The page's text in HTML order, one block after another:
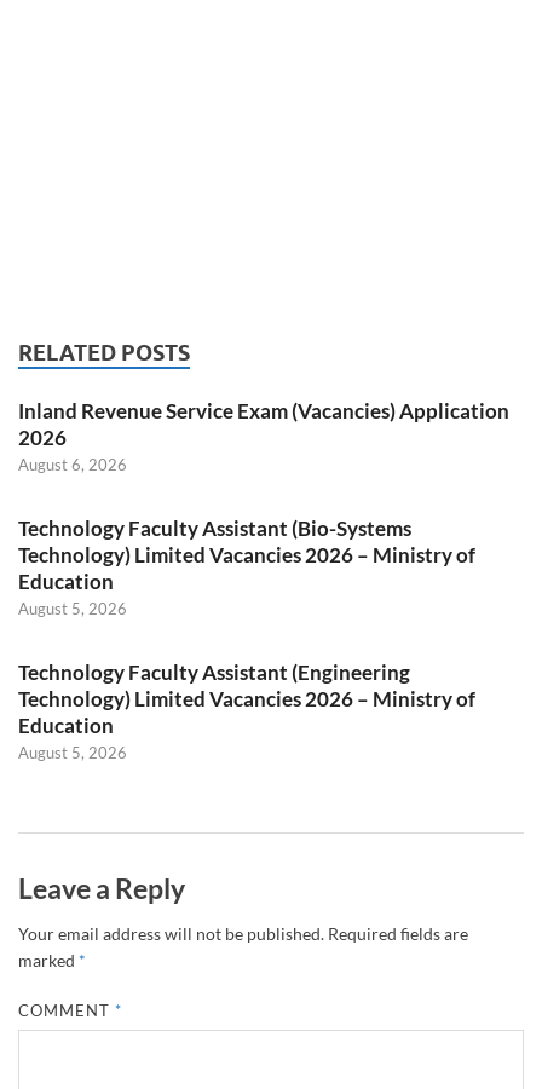
RELATED POSTS
Inland Revenue Service Exam (Vacancies) Application
2026
August 6, 2026
Technology Faculty Assistant (Bio-Systems
Technology) Limited Vacancies 2026 – Ministry of
Education
August 5, 2026
Technology Faculty Assistant (Engineering
Technology) Limited Vacancies 2026 – Ministry of
Education
August 5, 2026
Leave a Reply
Your email address will not be published. Required fields are
marked *
COMMENT*